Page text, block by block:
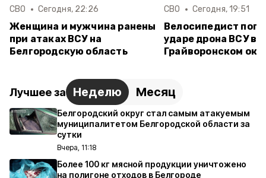
СВО Сегодня, 22:26
Женщина и мужчина ранены
при атаках ВСУ на
Белгородскую область
СВО Сегодня, 19:51
Велосипедист
ударе дрона ВСУ в
Грайворонском
Лучшее за Неделю Месяц
Белгородский округ стал самым атакуемым
муниципалитетом Белгородской области за
сутки
Вчера, 11:18
Более 100 кг мясной продукции уничтожено
на полигоне отходов в Белгороде